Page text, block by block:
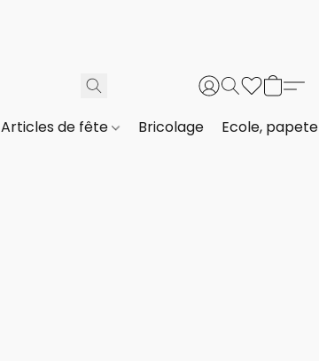
Articles de fête Bricolage Ecole,